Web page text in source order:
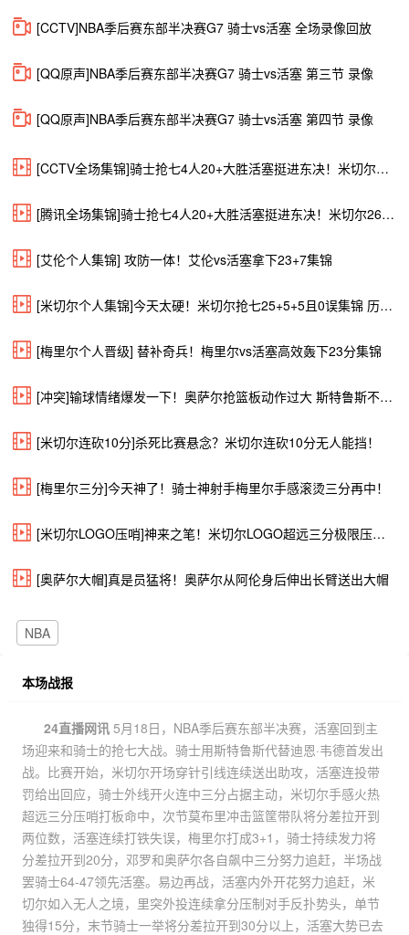
[CCTV]NBA季后赛东部半决赛G7 骑士vs活塞 全场录像回放
[QQ原声]NBA季后赛东部半决赛G7 骑士vs活塞 第三节 录像
[QQ原声]NBA季后赛东部半决赛G7 骑士vs活塞 第四节 录像
[CCTV全场集锦]骑士抢七4人20+大胜活塞挺进东决！米切尔26+5+7 梅里尔23分
[腾讯全场集锦]骑士抢七4人20+大胜活塞挺进东决！米切尔26+5+7 梅里尔23分
[艾伦个人集锦] 攻防一体！艾伦vs活塞拿下23+7集锦
[米切尔个人集锦]今天太硬！米切尔抢七25+5+5且0误集锦 历史第六人
[梅里尔个人晋级] 替补奇兵！梅里尔vs活塞高效轰下23分集锦
[冲突]输球情绪爆发一下！奥萨尔抢篮板动作过大 斯特鲁斯不满冲突
[米切尔连砍10分]杀死比赛悬念？米切尔连砍10分无人能挡！
[梅里尔三分]今天神了！骑士神射手梅里尔手感滚烫三分再中！
[米切尔LOGO压哨]神来之笔！米切尔LOGO超远三分极限压哨轰进
[奥萨尔大帽]真是员猛将！奥萨尔从阿伦身后伸出长臂送出大帽
NBA
本场战报
24直播网讯 5月18日，NBA季后赛东部半决赛，活塞回到主
场迎来和骑士的抢七大战。骑士用斯特鲁斯代替迪恩·韦德首发出
战。比赛开始，米切尔开场穿针引线连续送出助攻，活塞连投带
罚给出回应，骑士外线开火连中三分占据主动，米切尔手感火热
超远三分压哨打板命中，次节莫布里冲击篮筐带队将分差拉开到
两位数，活塞连续打铁失误，梅里尔打成3+1，骑士持续发力将
分差拉开到20分，邓罗和奥萨尔各自飙中三分努力追赶，半场战
罢骑士64-47领先活塞。易边再战，活塞内外开花努力追赶，米
切尔如入无人之境，里突外投连续拿分压制对手反扑势头，单节
独得15分，末节骑士一举将分差拉开到30分以上，活塞大势已去